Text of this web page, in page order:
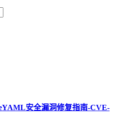
安全漏洞修复指南-CVE-